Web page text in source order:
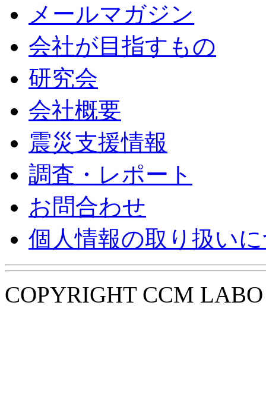
メールマガジン
会社が目指すもの
研究会
会社概要
震災支援情報
調査・レポート
お問合わせ
個人情報の取り扱い
COPYRIGHT CCM